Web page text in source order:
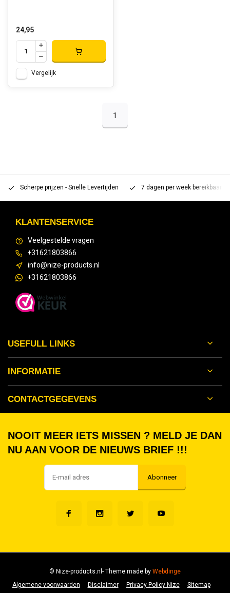
24,95
Vergelijk
1
Scherpe prijzen - Snelle Levertijden 7 dagen per week bereikbaar
KLANTENSERVICE
Veelgestelde vragen
+31621803866
info@nize-products.nl
+31621803866
USEFULL LINKS
INFORMATIE
CONTACTGEGEVENS
NOOIT MEER IETS MISSEN ? MELD JE DAN
NU AAN VOOR DE NIEUWS BRIEF !!!
Abonneer
Algemene voorwaarden Disclaimer Privacy Policy Nize Sitemap
© Nize-products.nl- Theme made byWebdinge